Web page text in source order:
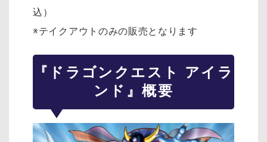
込）
※テイクアウトのみの販売となります
『ドラゴンクエスト アイラ
ンド』概要